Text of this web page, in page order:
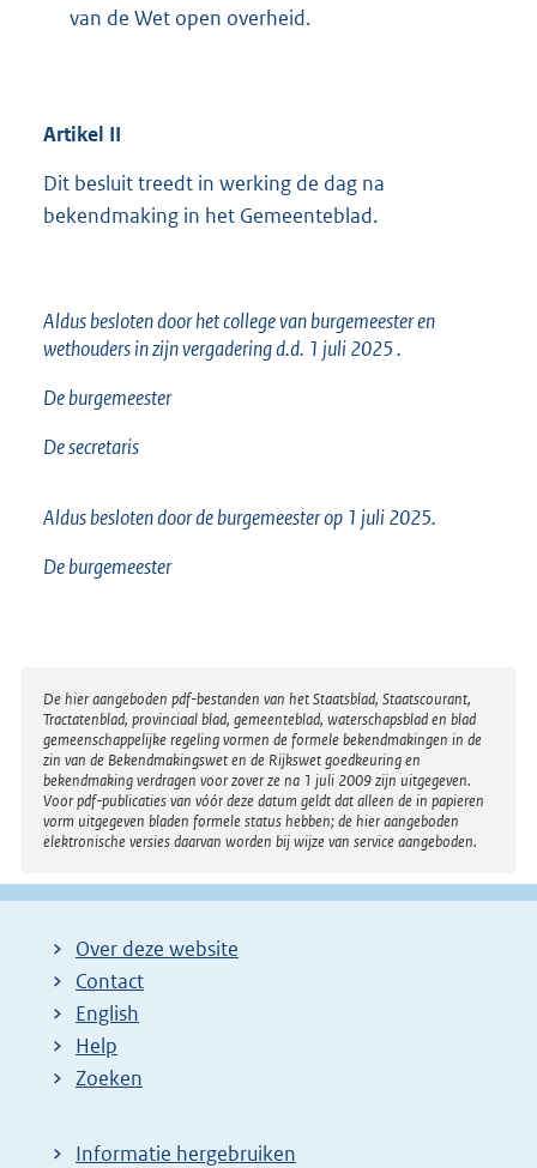
van de Wet open overheid.
Artikel II
Dit besluit treedt in werking de dag na
bekendmaking in het Gemeenteblad.
Aldus besloten door het college van burgemeester en
wethouders in zijn vergadering d.d. 1 juli 2025 .
De burgemeester
De secretaris
Aldus besloten door de burgemeester op 1 juli 2025.
De burgemeester
Disclaimer
De hier aangeboden pdf-bestanden van het Staatsblad, Staatscourant,
Tractatenblad, provinciaal blad, gemeenteblad, waterschapsblad en blad
gemeenschappelijke regeling vormen de formele bekendmakingen in de
zin van de Bekendmakingswet en de Rijkswet goedkeuring en
bekendmaking verdragen voor zover ze na 1 juli 2009 zijn uitgegeven.
Voor pdf-publicaties van vóór deze datum geldt dat alleen de in papieren
vorm uitgegeven bladen formele status hebben; de hier aangeboden
elektronische versies daarvan worden bij wijze van service aangeboden.
Over deze website
Contact
English
Help
Zoeken
Informatie hergebruiken